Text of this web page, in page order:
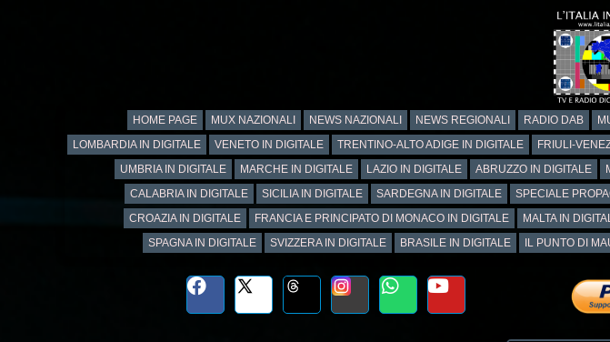
HOME PAGE MUX NAZIONALI NEWS NAZIONALI NEWS REGIONALI RADIO DAB
LOMBARDIA IN DIGITALE
VENETO IN DIGITALE TRENTINO-ALTO ADIGE IN DIGITALE FRIULI-
UMBRIA IN DIGITALE
MARCHE IN DIGITALE LAZIO IN DIGITALE ABRUZZO IN DIGITALE
CALABRIA IN DIGITALE
SICILIA IN DIGITALE SARDEGNA IN DIGITALE SPECIALE
CROAZIA IN DIGITALE
FRANCIA E PRINCIPATO DI MONACO IN DIGITALE MALTA IN
SPAGNA IN DIGITALE
SVIZZERA IN DIGITALE BRASILE IN DIGITALE IL PUNTO DI